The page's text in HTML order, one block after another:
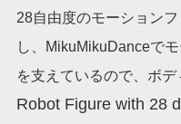
28自由度のモーション
し、MikuMikuDanceで
を支えているので、ボ
Robot Figure with 28